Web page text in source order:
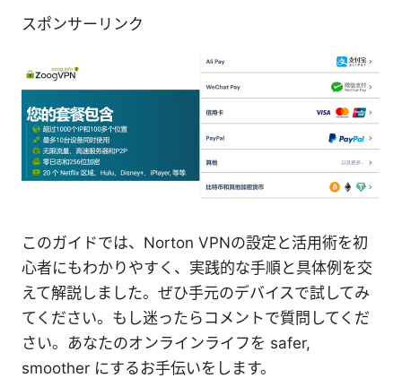
スポンサーリンク
このガイドでは、Norton VPNの設定と活用術を初
心者にもわかりやすく、実践的な手順と具体例を交
えて解説しました。ぜひ手元のデバイスで試してみ
てください。もし迷ったらコメントで質問してくだ
さい。あなたのオンラインライフを safer,
smoother にするお手伝いをします。